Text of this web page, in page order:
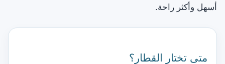
أسهل وأكثر راحة.
متى تختار القطار؟